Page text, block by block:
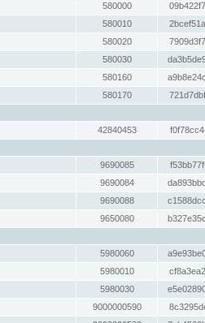
580000
580010
580020
580030
580160
580170
42840453
9690085
9690084
9690088
9650080
5980060
5980010
5980030
9000000590